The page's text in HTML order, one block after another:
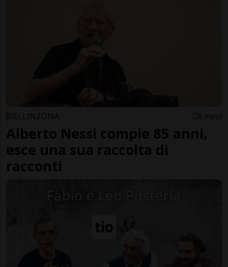
BELLINZONA 8 mesi
Alberto Nessi compie 85 anni,
esce una sua raccolta di
racconti